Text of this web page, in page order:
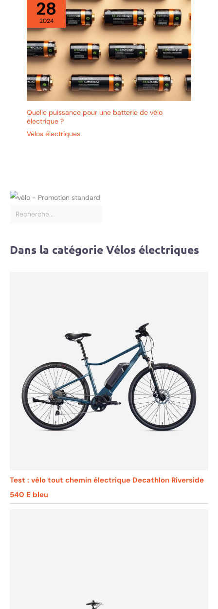
28
2024
Quelle puissance pour une batterie de vélo
électrique ?
Vélos électriques
Dans la catégorie Vélos électriques
Test : vélo tout chemin électrique Decathlon Riverside
540 E bleu